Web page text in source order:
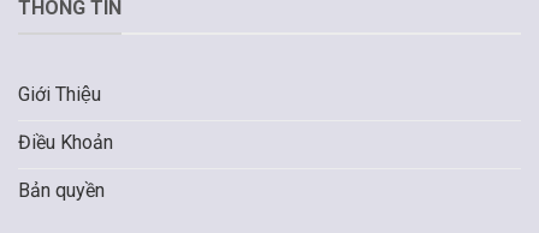
THÔNG TIN
Giới Thiệu
Điều Khoản
Bản quyền